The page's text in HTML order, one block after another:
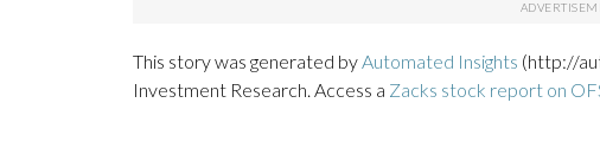
This story was generated byAutomated Insights (http://
Investment Research. Access a Zacks stock report on